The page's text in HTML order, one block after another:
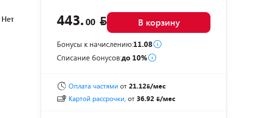
Нет
443.00 В корзину
Бонусы к начислению:11.08
Списание бонусов:до 10%
Оплата частями от 21.12 /мес
Картой рассрочки, от 36.92 /мес